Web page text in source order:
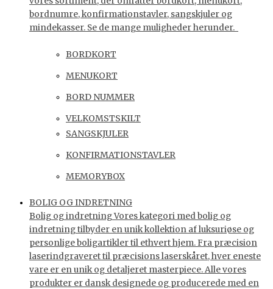
bordnumre, konfirmationstavler, sangskjuler og
mindekasser. Se de mange muligheder herunder.
BORDKORT
MENUKORT
BORD NUMMER
VELKOMSTSKILT
SANGSKJULER
KONFIRMATIONSTAVLER
MEMORYBOX
BOLIG OG INDRETNING
Bolig og indretning Vores kategori med bolig og
indretning tilbyder en unik kollektion af luksuriøse og
personlige boligartikler til ethvert hjem. Fra præcision
laserindgraveret til præcisions laserskåret, hver eneste
vare er en unik og detaljeret masterpiece. Alle vores
produkter er dansk designede og producerede med en